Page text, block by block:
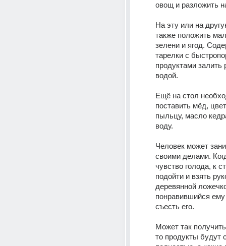
овощ и разложить
На эту или на
также положить
зелени и ягод.
тарелки с
продуктами залить
водой.
Ещё на стол
поставить мёд,
пыльцу, масло
воду.
Человек может
своими делами.
чувство голода, к
подойти и взять
деревянной
понравившийся ему
съесть его.
Может так
то продукты будут